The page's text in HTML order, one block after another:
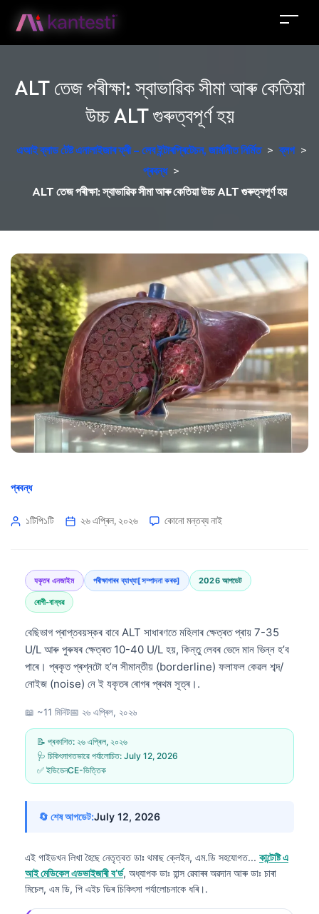
ALT তেজ পৰীক্ষা: স্বাভাৱিক সীমা আৰু কেতিয়া
উচ্চ ALT গুৰুত্বপূৰ্ণ হয়
এআই ব্লাড টেষ্ট এনালাইজাৰ ফ্ৰী – লেব ইন্টাৰপ্ৰিটেচন, জাৰ্মানীত নিৰ্মিত > ব্লগ >
প্ৰবন্ধ >
ALT তেজ পৰীক্ষা: স্বাভাৱিক সীমা আৰু কেতিয়া উচ্চ ALT গুৰুত্বপূৰ্ণ হয়
প্ৰবন্ধ
১টিপি১টি ২৬ এপ্ৰিল, ২০২৬ কোনো মন্তব্য নাই
যকৃতৰ এনজাইম পৰীক্ষাগাৰৰ ব্যাখ্যা[সম্পাদনা কৰক] 2026 আপডেট
ৰোগী-বান্ধৱ
বেছিভাগ প্ৰাপ্তবয়স্কৰ বাবে ALT সাধাৰণতে মহিলাৰ ক্ষেত্ৰত প্ৰায় 7-35
U/L আৰু পুৰুষৰ ক্ষেত্ৰত 10-40 U/L হয়, কিন্তু লেবৰ ভেদে মান ভিন্ন হ’ব
পাৰে। প্ৰকৃত প্ৰশ্নটো হ’ল সীমান্তীয় (borderline) ফলাফল কেৱল শব্দ/
নোইজ (noise) নে ই যকৃতৰ ৰোগৰ প্ৰথম সূত্ৰ।.
📖 ~11 মিনিট📅 ২৬ এপ্ৰিল, ২০২৬
📝 প্ৰকাশিত: ২৬ এপ্ৰিল, ২০২৬
🩺 চিকিৎসাগতভাৱে পৰ্যালোচিত: July 12, 2026
✅ ইভিডেনCE-ভিত্তিক
🔄 শেষ আপডেট:July 12, 2026
এই গাইডখন লিখা হৈছে নেতৃত্বতডাঃ থমাছ ক্লেইন, এম.ডি সহযোগত... কান্টেষ্টি এ
আই মেডিকেল এডভাইজাৰী ব’ৰ্ড, অধ্যাপক ডাঃ হান্স ৱেবাৰৰ অৱদান আৰু ডাঃ চাৰা
মিচেল, এম ডি, পি এইচ ডিৰ চিকিৎসা পৰ্যালোচনাকে ধৰি।.